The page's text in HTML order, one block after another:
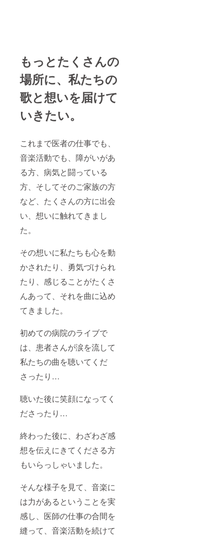
もっとたくさんの
場所に、私たちの
歌と想いを届けて
いきたい。
これまで医者の仕事でも、
音楽活動でも、障がいがあ
る方、病気と闘っている
方、そしてそのご家族の方
など、たくさんの方に出会
い、想いに触れてきまし
た。
その想いに私たちも心を動
かされたり、勇気づけられ
たり、感じることがたくさ
んあって、それを曲に込め
てきました。
初めての病院のライブで
は、患者さんが涙を流して
私たちの曲を聴いてくだ
さったり…
聴いた後に笑顔になってく
ださったり…
終わった後に、わざわざ感
想を伝えにきてくださる方
もいらっしゃいました。
そんな様子を見て、音楽に
は力があるということを実
感し、医師の仕事の合間を
縫って、音楽活動を続けて